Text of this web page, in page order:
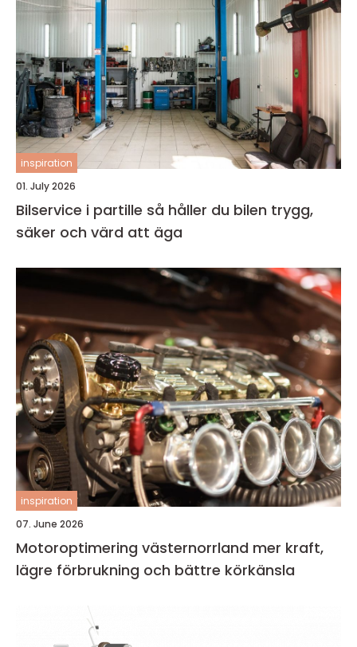
inspiration
01. July 2026
Bilservice i partille så håller du bilen trygg,
säker och värd att äga
inspiration
07. June 2026
Motoroptimering västernorrland mer kraft,
lägre förbrukning och bättre körkänsla